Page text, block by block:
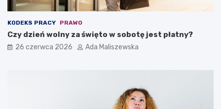
KODEKS PRACY PRAWO
Czy dzień wolny za święto w sobotę jest płatny?
26 czerwca 2026 Ada Maliszewska